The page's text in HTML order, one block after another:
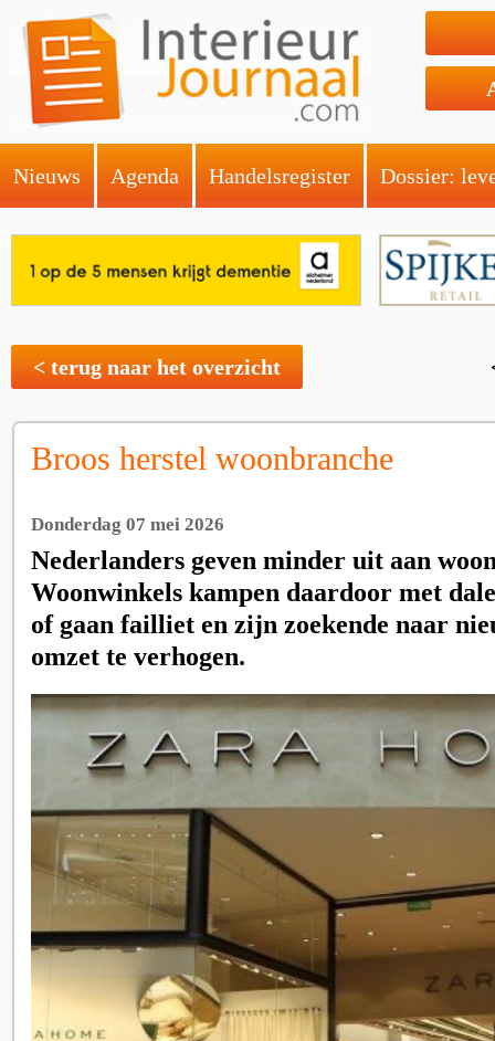
Nieuws Agenda Handelsregister Dossier:
< terug naar het overzicht
Broos herstel woonbranche
Donderdag 07 mei 2026
Nederlanders geven minder uit aan
Woonwinkels kampen daardoor met
of gaan failliet en zijn zoekende naar
omzet te verhogen.